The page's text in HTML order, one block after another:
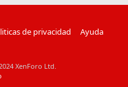
de privacidad
Ayuda
XenForo Ltd.